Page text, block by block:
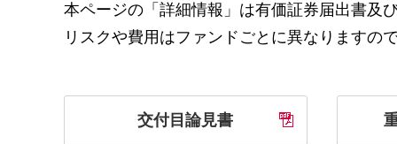
本ページの「詳細情報」は有価証券届出書及
リスクや費用はファンドごとに異なりますの
交付目論見書